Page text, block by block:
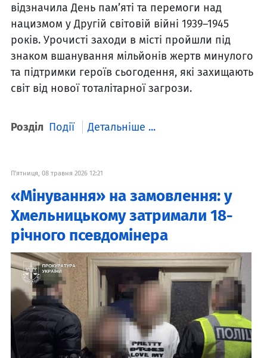
відзначила День пам’яті та перемоги над
нацизмом у Другій світовій війні 1939–1945
років. Урочисті заходи в місті пройшли під
знаком вшанування мільйонів жертв минулого
та підтримки героїв сьогодення, які захищають
світ від нової тоталітарної загрози.
Розділ Події Детальніше ...
П'ятниця, 08 травня 2026 12:21
«Мінування» на замовлення: у
Хмельницькому затримали 18-
річного псевдомінера